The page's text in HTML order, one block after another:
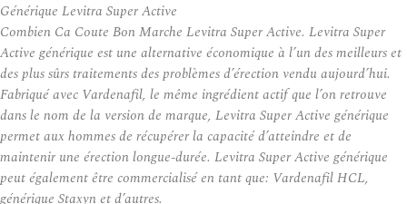
Générique Levitra Super Active
Combien Ca Coute Bon Marche Levitra Super Active. Levitra Super
Active générique est une alternative économique à l’un des meilleurs et
des plus sûrs traitements des problèmes d’érection vendu aujourd’hui.
Fabriqué avec Vardenafil, le même ingrédient actif que l’on retrouve
dans le nom de la version de marque, Levitra Super Active générique
permet aux hommes de récupérer la capacité d’atteindre et de
maintenir une érection longue-durée. Levitra Super Active générique
peut également être commercialisé en tant que: Vardenafil HCL,
générique Staxyn et d’autres.